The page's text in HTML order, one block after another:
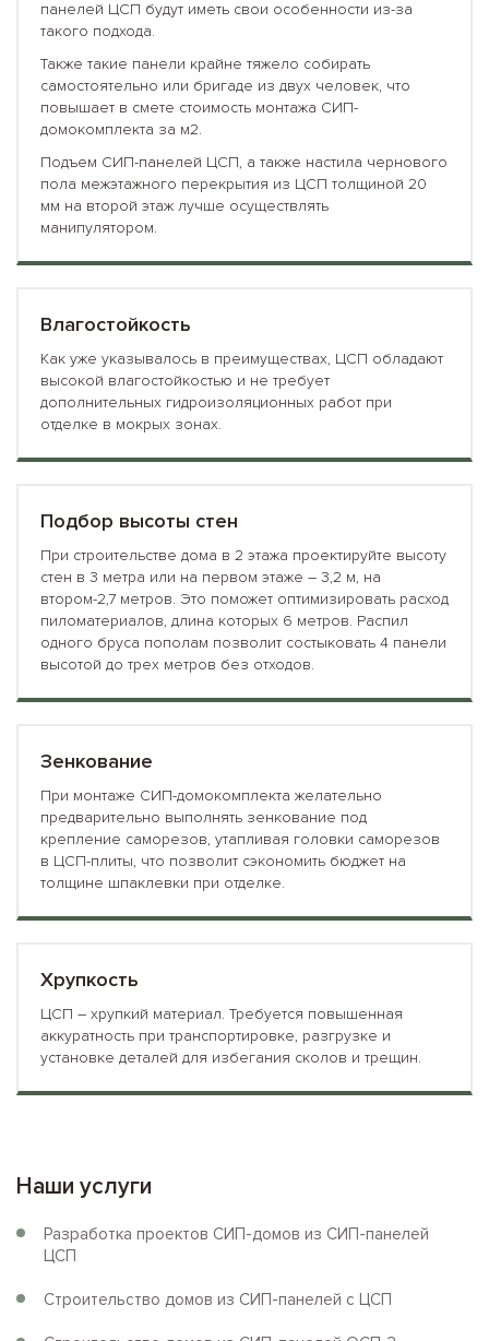
панелей ЦСП будут иметь свои особенности из-за
такого подхода.
Также такие панели крайне тяжело собирать
самостоятельно или бригаде из двух человек, что
повышает в смете стоимость монтажа СИП-
домокомплекта за м2.
Подъем СИП-панелей ЦСП, а также настила чернового
пола межэтажного перекрытия из ЦСП толщиной 20
мм на второй этаж лучше осуществлять
манипулятором.
Влагостойкость
Как уже указывалось в преимуществах, ЦСП обладают
высокой влагостойкостью и не требует
дополнительных гидроизоляционных работ при
отделке в мокрых зонах.
Подбор высоты стен
При строительстве дома в 2 этажа проектируйте высоту
стен в 3 метра или на первом этаже – 3,2 м, на
втором-2,7 метров. Это поможет оптимизировать расход
пиломатериалов, длина которых 6 метров. Распил
одного бруса пополам позволит состыковать 4 панели
высотой до трех метров без отходов.
Зенкование
При монтаже СИП-домокомплекта желательно
предварительно выполнять зенкование под
крепление саморезов, утапливая головки саморезов
в ЦСП-плиты, что позволит сэкономить бюджет на
толщине шпаклевки при отделке.
Хрупкость
ЦСП – хрупкий материал. Требуется повышенная
аккуратность при транспортировке, разгрузке и
установке деталей для избегания сколов и трещин.
Наши услуги
Разработка проектов СИП-домов из СИП-панелей
ЦСП
Строительство домов из СИП-панелей с ЦСП